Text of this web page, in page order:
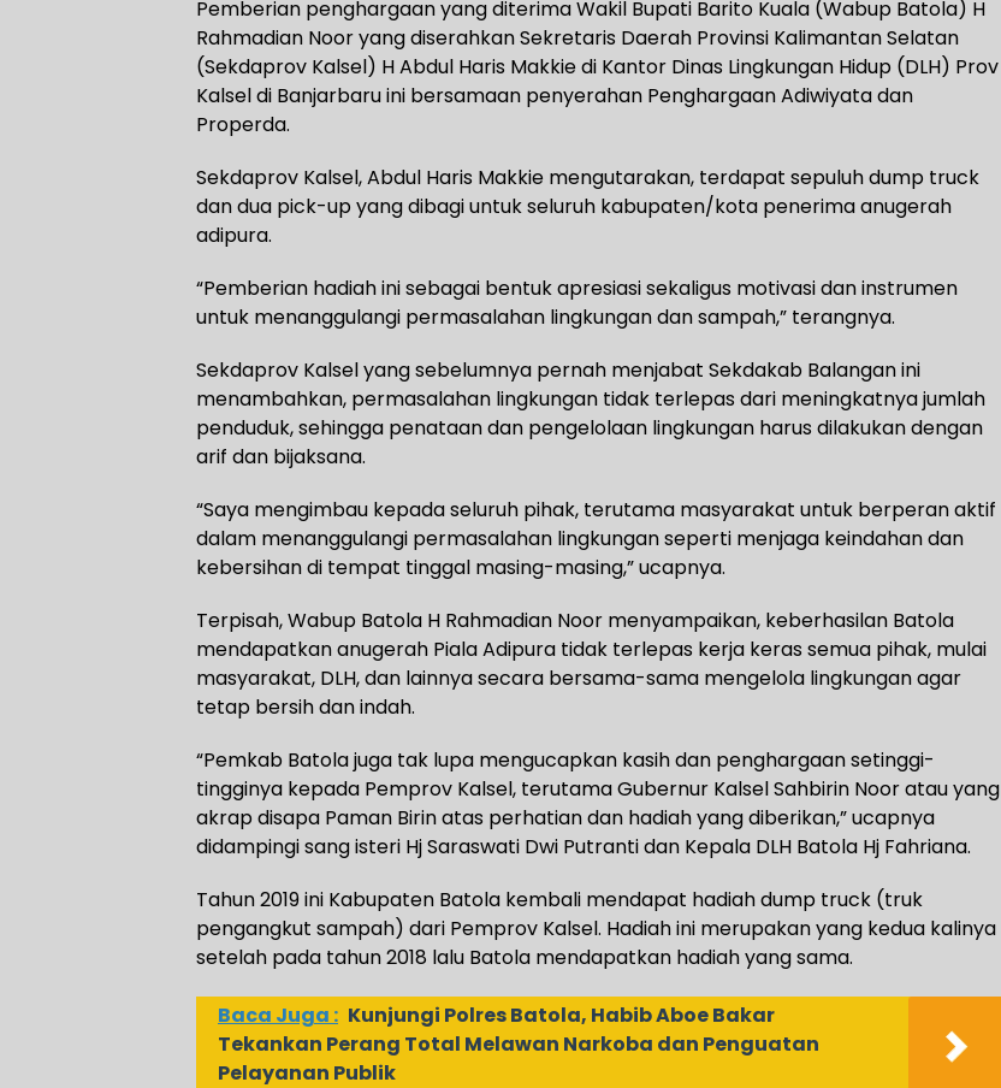
Pemberian penghargaan yang diterima Wakil Bupati Barito Kuala (Wabup Batola) H
Rahmadian Noor yang diserahkan Sekretaris Daerah Provinsi Kalimantan Selatan
(Sekdaprov Kalsel) H Abdul Haris Makkie di Kantor Dinas Lingkungan Hidup (DLH) Prov
Kalsel di Banjarbaru ini bersamaan penyerahan Penghargaan Adiwiyata dan
Properda.
Sekdaprov Kalsel, Abdul Haris Makkie mengutarakan, terdapat sepuluh dump truck
dan dua pick-up yang dibagi untuk seluruh kabupaten/kota penerima anugerah
adipura.
“Pemberian hadiah ini sebagai bentuk apresiasi sekaligus motivasi dan instrumen
untuk menanggulangi permasalahan lingkungan dan sampah,” terangnya.
Sekdaprov Kalsel yang sebelumnya pernah menjabat Sekdakab Balangan ini
menambahkan, permasalahan lingkungan tidak terlepas dari meningkatnya jumlah
penduduk, sehingga penataan dan pengelolaan lingkungan harus dilakukan dengan
arif dan bijaksana.
“Saya mengimbau kepada seluruh pihak, terutama masyarakat untuk berperan aktif
dalam menanggulangi permasalahan lingkungan seperti menjaga keindahan dan
kebersihan di tempat tinggal masing-masing,” ucapnya.
Terpisah, Wabup Batola H Rahmadian Noor menyampaikan, keberhasilan Batola
mendapatkan anugerah Piala Adipura tidak terlepas kerja keras semua pihak, mulai
masyarakat, DLH, dan lainnya secara bersama-sama mengelola lingkungan agar
tetap bersih dan indah.
“Pemkab Batola juga tak lupa mengucapkan kasih dan penghargaan setinggi-
tingginya kepada Pemprov Kalsel, terutama Gubernur Kalsel Sahbirin Noor atau yang
akrap disapa Paman Birin atas perhatian dan hadiah yang diberikan,” ucapnya
didampingi sang isteri Hj Saraswati Dwi Putranti dan Kepala DLH Batola Hj Fahriana.
Tahun 2019 ini Kabupaten Batola kembali mendapat hadiah dump truck (truk
pengangkut sampah) dari Pemprov Kalsel. Hadiah ini merupakan yang kedua kalinya
setelah pada tahun 2018 lalu Batola mendapatkan hadiah yang sama.
Baca Juga : Kunjungi Polres Batola, Habib Aboe Bakar
Tekankan Perang Total Melawan Narkoba dan Penguatan
Pelayanan Publik